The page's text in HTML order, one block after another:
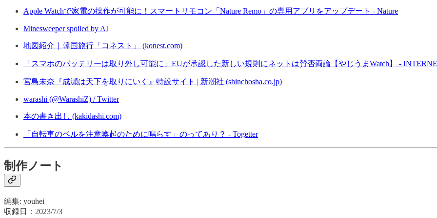
Apple Watchで家電の操作が可能に！スマートリモコン「Nature Remo」の専用アプリをアップデート - Nature
Minesweeper spoiled by AI
地図紹介｜韓国旅行「コネスト」 (konest.com)
「スマホのバッテリーは取り外し可能に」EUが承認した新しい規則にネットは賛否両論【やじうまWatch】 -
宮島未奈『成瀬は天下を取りにいく』特設サイト | 新潮社 (shinchosha.co.jp)
warashi (@WarashiZ) / Twitter
本の書き出し (kakidashi.com)
「自転車のベルを注意喚起のために鳴らす」のってあり？ - Togetter
制作ノート
編集: youhei
収録日：2023/7/3